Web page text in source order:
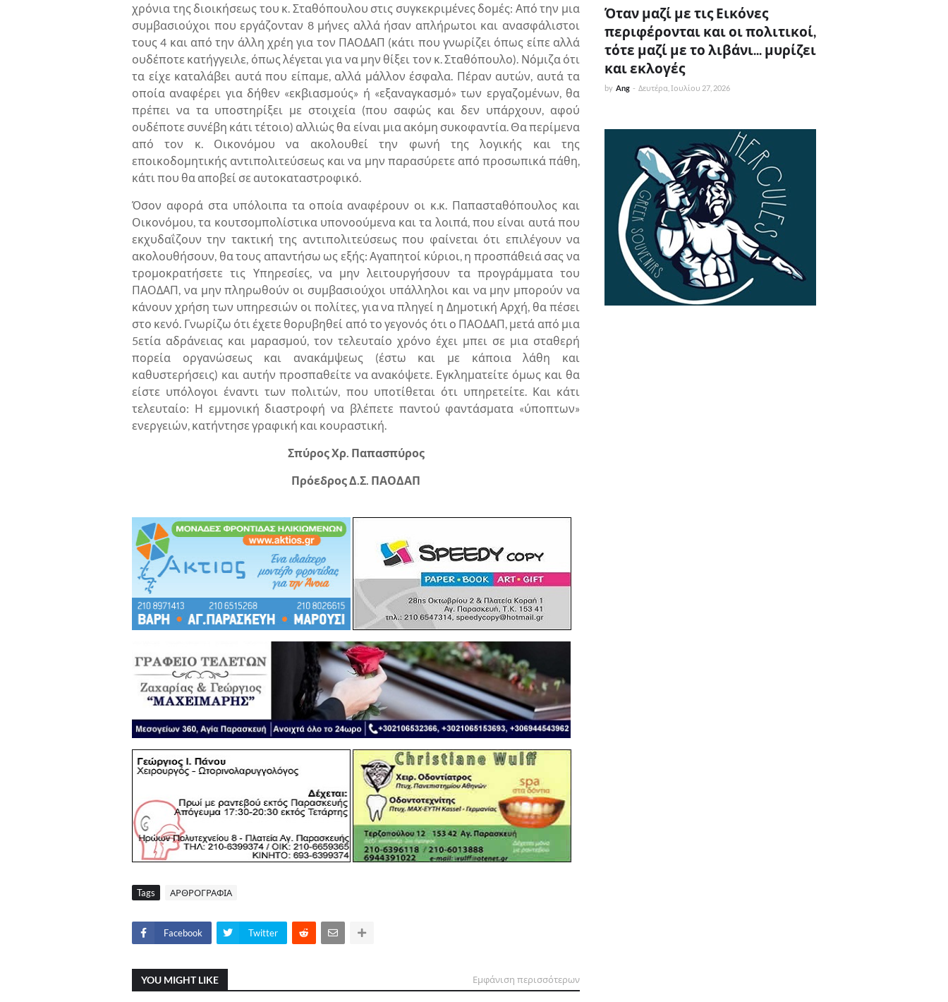
χρόνια της διοικήσεως του κ. Σταθόπουλου στις συγκεκριμένες δομές: Από την μια
συμβασιούχοι που εργάζονταν 8 μήνες αλλά ήσαν απλήρωτοι και ανασφάλιστοι
τους 4 και από την άλλη χρέη για τον ΠΑΟΔΑΠ (κάτι που γνωρίζει όπως είπε αλλά
ουδέποτε κατήγγειλε, όπως λέγεται για να μην θίξει τον κ. Σταθόπουλο). Νόμιζα ότι
τα είχε καταλάβει αυτά που είπαμε, αλλά μάλλον έσφαλα. Πέραν αυτών, αυτά τα
οποία αναφέρει για δήθεν «εκβιασμούς» ή «εξαναγκασμό» των εργαζομένων, θα
πρέπει να τα υποστηρίξει με στοιχεία (που σαφώς και δεν υπάρχουν, αφού
ουδέποτε συνέβη κάτι τέτοιο) αλλιώς θα είναι μια ακόμη συκοφαντία. Θα περίμενα
από τον κ. Οικονόμου να ακολουθεί την φωνή της λογικής και της
εποικοδομητικής αντιπολιτεύσεως και να μην παρασύρετε από προσωπικά πάθη,
κάτι που θα αποβεί σε αυτοκαταστροφικό.
Όσον αφορά στα υπόλοιπα τα οποία αναφέρουν οι κ.κ. Παπασταθόπουλος και
Οικονόμου, τα κουτσομπολίστικα υπονοούμενα και τα λοιπά, που είναι αυτά που
εκχυδαΐζουν την τακτική της αντιπολιτεύσεως που φαίνεται ότι επιλέγουν να
ακολουθήσουν, θα τους απαντήσω ως εξής: Αγαπητοί κύριοι, η προσπάθειά σας να
τρομοκρατήσετε τις Υπηρεσίες, να μην λειτουργήσουν τα προγράμματα του
ΠΑΟΔΑΠ, να μην πληρωθούν οι συμβασιούχοι υπάλληλοι και να μην μπορούν να
κάνουν χρήση των υπηρεσιών οι πολίτες, για να πληγεί η Δημοτική Αρχή, θα πέσει
στο κενό. Γνωρίζω ότι έχετε θορυβηθεί από το γεγονός ότι ο ΠΑΟΔΑΠ, μετά από μια
5ετία αδράνειας και μαρασμού, τον τελευταίο χρόνο έχει μπει σε μια σταθερή
πορεία οργανώσεως και ανακάμψεως (έστω και με κάποια λάθη και
καθυστερήσεις) και αυτήν προσπαθείτε να ανακόψετε. Εγκληματείτε όμως και θα
είστε υπόλογοι έναντι των πολιτών, που υποτίθεται ότι υπηρετείτε. Και κάτι
τελευταίο: Η εμμονική διαστροφή να βλέπετε παντού φαντάσματα «ύποπτων»
ενεργειών, κατήντησε γραφική και κουραστική.
Σπύρος Χρ. Παπασπύρος
Πρόεδρος Δ.Σ. ΠΑΟΔΑΠ
Tags ΑΡΘΡΟΓΡΑΦΙΑ
Facebook Twitter
YOU MIGHT LIKE Εμφάνιση περισσότερων
Όταν μαζί με τις Εικόνες
περιφέρονται και οι πολιτικοί,
τότε μαζί με το λιβάνι... μυρίζει
και εκλογές
by Ang - Δευτέρα, Ιουλίου 27, 2026